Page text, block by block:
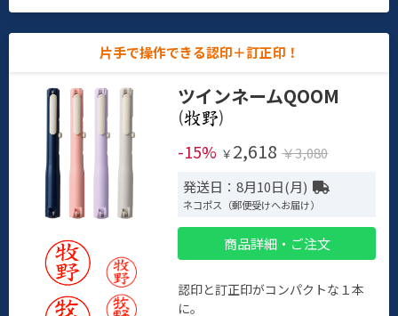
片手で操作できる認印＋訂正印！
ツインネームQOOM
(
)
-15% ￥ 2,618 ￥3,080
発送日：8月10日(月)
ネコポス（郵便受けへお届け）
商品詳細・ご注文
認印と訂正印がコンパクトな１本
に。